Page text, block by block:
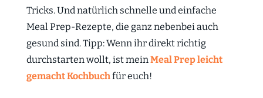
Tricks. Und natürlich schnelle und einfache
Meal Prep-Rezepte, die ganz nebenbei auch
gesund sind. Tipp: Wenn ihr direkt richtig
durchstarten wollt, ist meinMeal Prep leicht
gemacht Kochbuchfür euch!